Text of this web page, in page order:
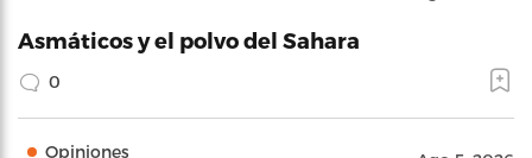
Asmáticos y el polvo del Sahara
0
Opiniones